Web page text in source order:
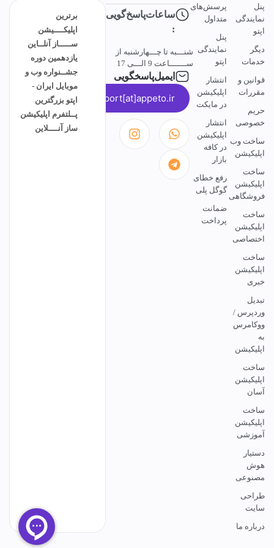
پنل
نمایندگی
اپتو
دیگر
خدمات
قوانین و
مقررات
حریم
خصوصی
ساخت وب
اپلیکیشن
ساخت
اپلیکیشن
فروشگاهی
ساخت
اپلیکیشن
اختصاصی
ساخت
اپلیکیشن
خبری
تبدیل
وردپرس /
ووکامرس
به
اپلیکیشن
ساخت
اپلیکیشن
آسان
ساخت
اپلیکیشن
آموزشی
دستیار
هوش
مصنوعی
طراحی
سایت
درباره ما
پرسش‌های
متداول
پنل
نمایندگی
اپتو
انتشار
اپلیکیشن
در مایکت
انتشار
اپلیکیشن
در کافه
بازار
رفع خطای
گوگل پلی
ضمانت
پرداخت
ساعات‌پاسخ‌گویی
:
شنـــبه تا چـــهارشنبه از
ســـــــاعت 9 الـــی 17
ایمیل‌پاسخگویی
support[at]appeto.ir
برترین
اپلیکــــیشن
ســـــاز آنلــاین
یازدهمین دوره
جشــنواره وب و
موبایل ایران -
اپتو بزرگترین
پــلتفرم اپلیکیشن
ساز آنــــلاین